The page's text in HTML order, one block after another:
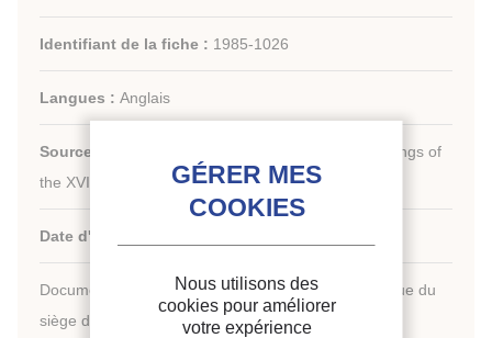
Identifiant de la fiche : 1985-1026
Langues : Anglais
Source :
[Refrigeration serving humanity]. Proceedings of
the XVI
international Congress of Refrigeration.
Date d'édition :
Document disponible en consultation à la bibliothèque du
siège de l'IIF uniquement.
Nous utilisons des
cookies pour améliorer
votre expérience